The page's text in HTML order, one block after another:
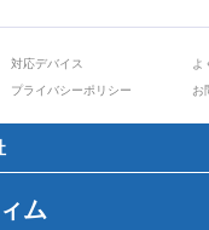
対応デバイス
よ
プライバシーポリシー お
ム